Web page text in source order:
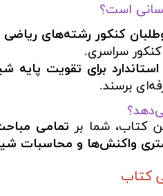
است؟
کنکور رشته‌های
سراسری.
برای تقویت
برسند.
کتاب، شما بر تمامی
واکنش‌ها و محاسبات
کتاب